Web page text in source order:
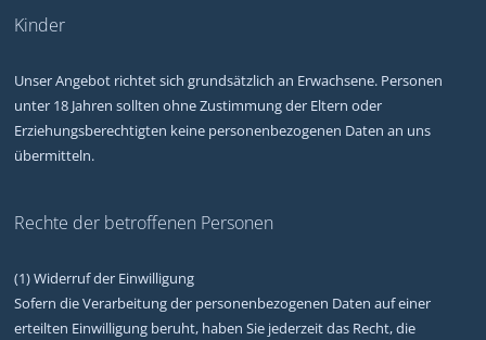
Kinder
Unser Angebot richtet sich grundsätzlich an Erwachsene. Personen
unter 18 Jahren sollten ohne Zustimmung der Eltern oder
Erziehungsberechtigten keine personenbezogenen Daten an uns
übermitteln.
Rechte der betroffenen Personen
(1) Widerruf der Einwilligung
Sofern die Verarbeitung der personenbezogenen Daten auf einer
erteilten Einwilligung beruht, haben Sie jederzeit das Recht, die